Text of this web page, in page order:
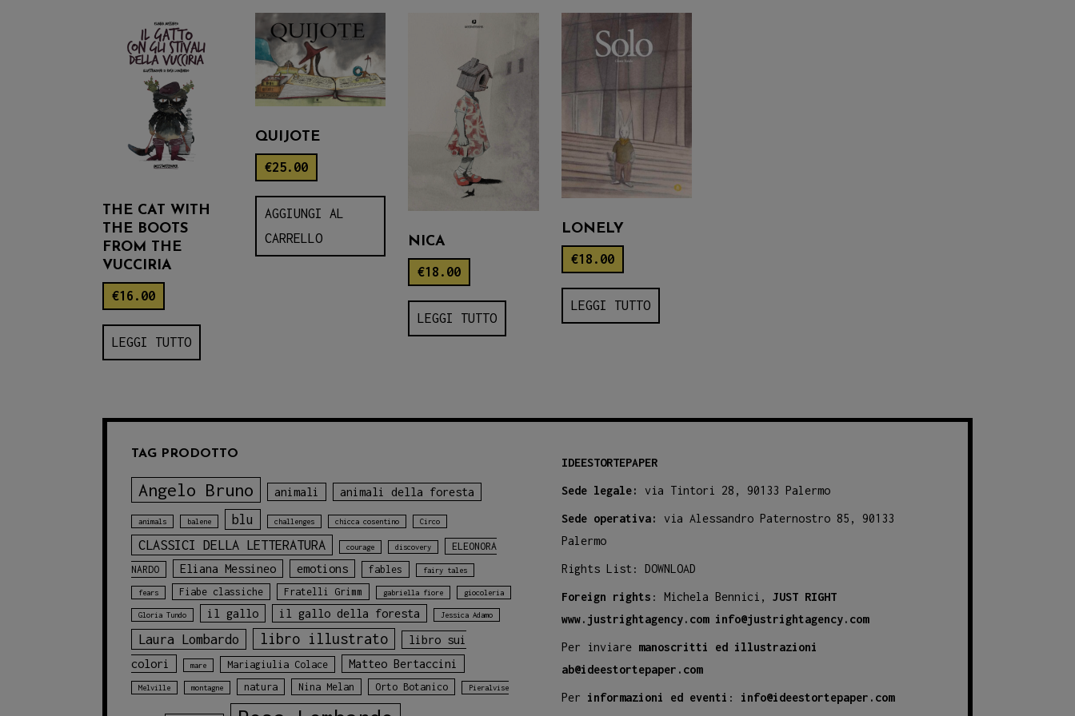
THE CAT WITH
THE BOOTS
FROM THE
VUCCIRIA
€16.00
LEGGI TUTTO
QUIJOTE
€25.00
AGGIUNGI AL
CARRELLO
NICA
€18.00
LEGGI TUTTO
LONELY
€18.00
LEGGI TUTTO
TAG PRODOTTO
Angelo Bruno animali animali della foresta
animals balene blu challenges chicca cosentino Circo
CLASSICI DELLA LETTERATURA courage discovery
ELEONORA
NARDO
Eliana Messineo emotions fables fairy tales
fears Fiabe classiche Fratelli Grimm gabriella fiore giocoleria
Gloria Tundo il gallo il gallo della foresta Jessica Adamo
Laura Lombardo libro illustrato
libro sui
colori
mare Mariagiulia Colace Matteo Bertaccini
Melville montagne natura Nina Melan Orto Botanico Pieralvise
IDEESTORTEPAPER
Sede legale: via Tintori 28, 90133 Palermo
Sede operativa:
via Alessandro Paternostro 85, 90133
Palermo
Rights List:DOWNLOAD
Foreign rights : Michela Bennici,JUST RIGHT
www.justrightagency.com info@justrightagency.com
Per inviare manoscritti ed illustrazioni
ab@ideestortepaper.com
Per informazioni ed eventi : info@ideestortepaper.com